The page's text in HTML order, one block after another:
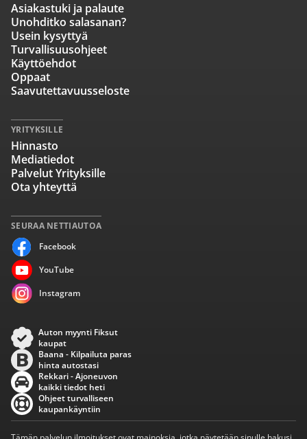
SEURAA NETTIAUTOA
Facebook
YouTube
Instagram
Asiakastuki ja palaute
Unohditko salasanan?
Usein kysyttyä
Turvallisuusohjeet
Käyttöehdot
Oppaat
Saavutettavuusseloste
YRITYKSILLE
Hinnasto
Mediatiedot
Palvelut Yrityksille
Ota yhteyttä
Auton myynti Fiksut
kaupat
Baana - Kilpailuta paras
hinta autostasi
Rekkari - Ajoneuvon
kaikki tiedot heti
Ohjeet turvalliseen
kaupankäyntiin